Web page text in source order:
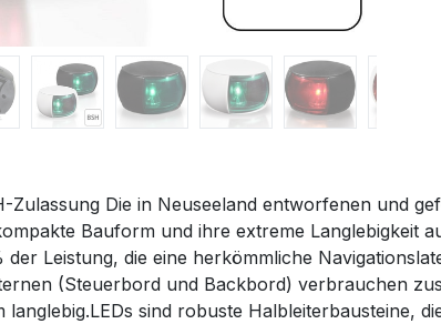
Zulassung Die in Neuseeland entworfenen und
Bauform und ihre extreme Langlebigkeit
der Leistung, die eine herkömmliche
(Steuerbord und Backbord) verbrauchen
langlebig.LEDs sind robuste Halbleiterbausteine,